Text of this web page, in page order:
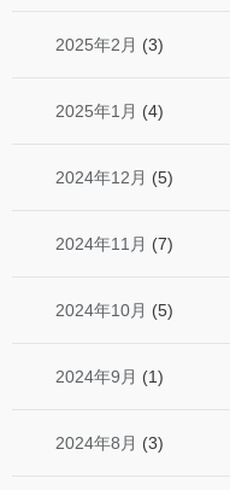
2025年2月 (3)
2025年1月 (4)
2024年12月 (5)
2024年11月 (7)
2024年10月 (5)
2024年9月 (1)
2024年8月 (3)